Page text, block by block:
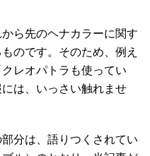
ら先のヘナカラーに関す
のです。そのため、例え
レオパトラも使ってい
は、いっさい触れませ
分は、語りつくされてい